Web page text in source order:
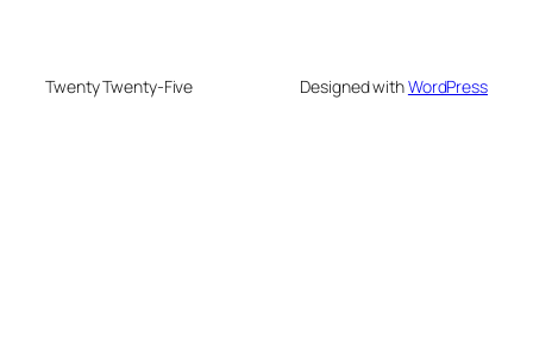
Twenty Twenty-Five Designed withWordPress